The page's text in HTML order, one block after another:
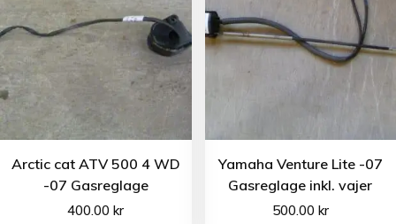
Arctic cat ATV 500 4 WD
-07 Gasreglage
400.00kr
Yamaha Venture Lite -07
Gasreglage inkl. vajer
500.00 kr